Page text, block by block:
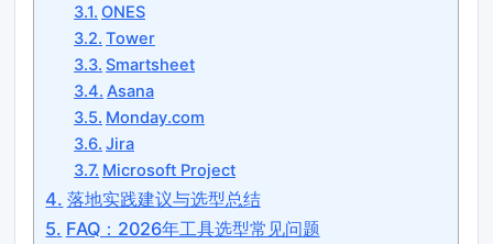
ONES
Tower
Smartsheet
Asana
Monday.com
Jira
Microsoft Project
落地实践建议与选型总结
FAQ：2026年工具选型常见问题